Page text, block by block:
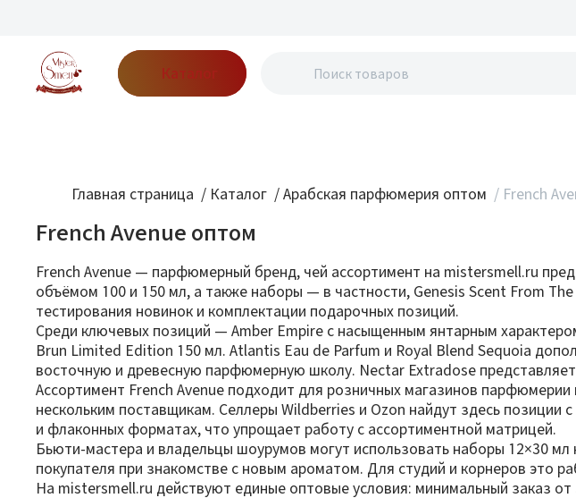
Каталог
Главная страница / Каталог / Арабская парфюмерия оптом / French
French Avenue оптом
French Avenue — парфюмерный бренд, чей ассортимент на mistersmell.ru
объёмом 100 и 150 мл, а также наборы — в частности, Genesis Scent From
тестирования новинок и комплектации подарочных позиций.
Среди ключевых позиций — Amber Empire с насыщенным янтарным
Brun Limited Edition 150 мл. Atlantis Eau de Parfum и Royal Blend Sequoia
восточную и древесную парфюмерную школу. Nectar Extradose
Ассортимент French Avenue подходит для розничных магазинов
нескольким поставщикам. Селлеры Wildberries и Ozon найдут здесь
и флаконных форматах, что упрощает работу с ассортиментной матрицей.
Бьюти-мастера и владельцы шоурумов могут использовать наборы 12×30
покупателя при знакомстве с новым ароматом. Для студий и корнеров это
На mistersmell.ru действуют единые оптовые условия: минимальный заказ